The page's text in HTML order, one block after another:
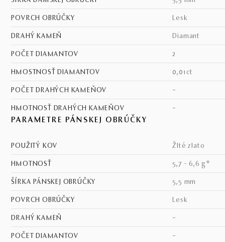
POVRCH OBRÚČKY lesk
DRAHÝ KAMEŇ diamant
POČET DIAMANTOV 2
HMOSTNOSŤ DIAMANTOV 0,01ct
POČET DRAHÝCH KAMEŇOV –
HMOTNOSŤ DRAHÝCH KAMEŇOV –
PARAMETRE PÁNSKEJ OBRÚČKY
POUŽITÝ KOV žlté zlato
HMOTNOSŤ 5,7 - 6,6 g*
ŠÍRKA PÁNSKEJ OBRÚČKY 5,5 mm
POVRCH OBRÚČKY lesk
DRAHÝ KAMEŇ –
POČET DIAMANTOV –